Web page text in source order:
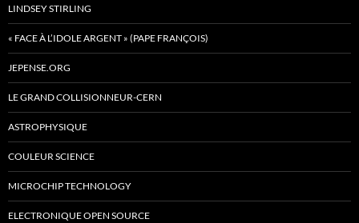
LINDSEY STIRLING
« FACE À L’IDOLE ARGENT » (PAPE FRANÇOIS)
JEPENSE.ORG
LE GRAND COLLISIONNEUR-CERN
ASTROPHYSIQUE
COULEUR SCIENCE
MICROCHIP TECHNOLOGY
ELECTRONIQUE OPEN SOURCE